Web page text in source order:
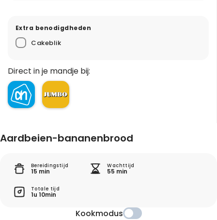
Extra benodigdheden
Cakeblik
Direct in je mandje bij:
Aardbeien-bananenbrood
Bereidingstijd
15 min
Wachttijd
55 min
Totale tijd
1u 10min
Kookmodus